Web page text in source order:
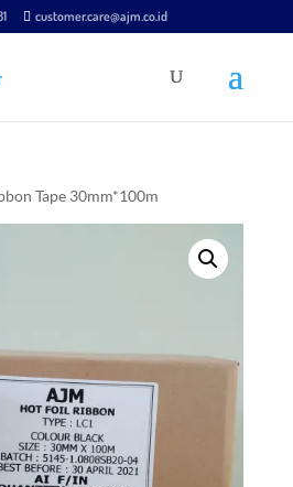
customer.care@ajm.co.id
Tape 30mm*100m